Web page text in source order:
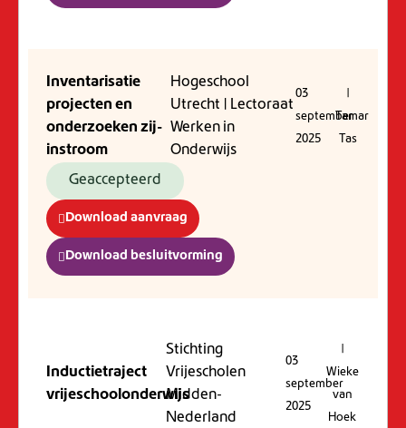
Inventarisatie
projecten en
onderzoeken zij-
instroom
Hogeschool
Utrecht | Lectoraat
Werken in
Onderwijs
03
september
2025
Tamar
Tas
Geaccepteerd
Download aanvraag
Download besluitvorming
Inductietraject
vrijeschoolonderwijs
Stichting
Vrijescholen
Midden-
Nederland
03
september
2025
Wieke
van
Hoek